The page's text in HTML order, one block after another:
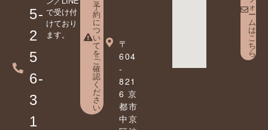
5-
2
5
6-
3
1
で受け付
けており
ます。
予
約
に
つ
い
て
を
ご
確
認
く
だ
さ
い
〒
604
-
821
6 京
都市
中京
ォ
ー
ム
は
こ
ち
ら